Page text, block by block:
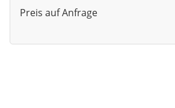
Preis auf Anfrage